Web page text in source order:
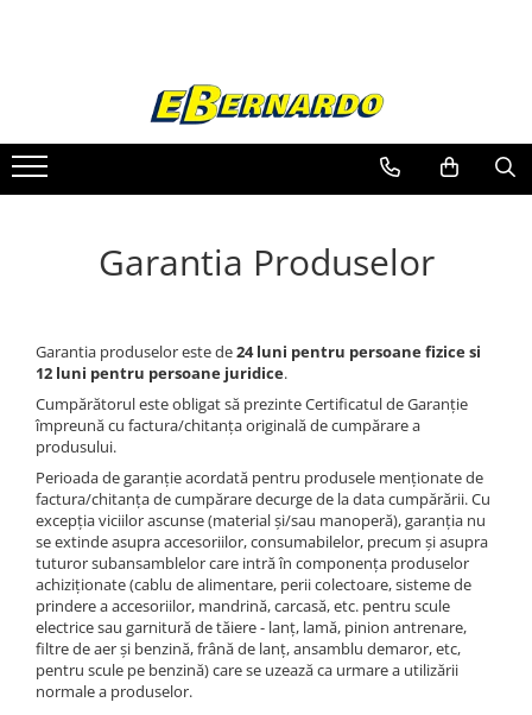
Prelucrare metal
Fierastraie pentru metal
Ferastraie mobile pentru metal
Ferastraie orizontale pentru metal
panglica
Ferastraie automate cu banda si
doua coloane
Ferastraie metal cu banda si taiere
dubla semiautomate
Ferastraie prelucrare metal cu
banda si taiere dubla
Ferastraie verticale
Strunguri pentru metal
Strunguri CNC
Strunguri cu cutie de viteze
Strunguri cu surub de ghidare
Strunguri de precizie
Garantia Produselor
Garantia produselor este de24 luni pentru persoane fizice si
12 luni pentru persoane juridice.
Cumpărătorul este obligat să prezinte Certificatul de Garanţie
împreună cu factura/chitanţa originală de cumpărare a
produsului.
Perioada de garanţie acordată pentru produsele menţionate de
factura/chitanţa de cumpărare decurge de la data cumpărării. Cu
excepţia viciilor ascunse (material şi/sau manoperă), garanţia nu
se extinde asupra accesoriilor, consumabilelor, precum şi asupra
tuturor subansamblelor care intră în componenţa produselor
achiziţionate (cablu de alimentare, perii colectoare, sisteme de
prindere a accesoriilor, mandrină, carcasă, etc. pentru scule
electrice sau garnitură de tăiere - lanţ, lamă, pinion antrenare,
filtre de aer şi benzină, frână de lanţ, ansamblu demaror, etc,
pentru scule pe benzină) care se uzează ca urmare a utilizării
normale a produselor.